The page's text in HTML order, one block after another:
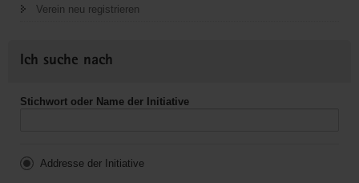
Verein neu registrieren
Ich suche nach
Stichwort oder Name der Initiative
Addresse der Initiative